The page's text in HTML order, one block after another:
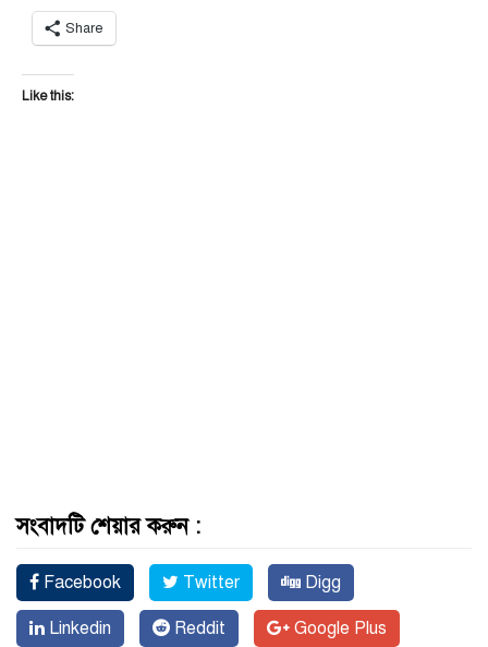
Share
Like this:
সংবাদটি শেয়ার করুন :
Facebook Twitter Digg
Linkedin Reddit Google Plus